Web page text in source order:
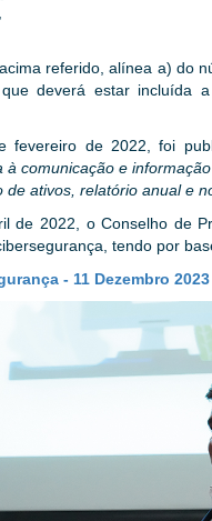
referido, alínea a) do
deverá estar incluída
fevereiro de 2022, foi
à comunicação e
de ativos, relatório anual e
de 2022, o Conselho de
tendo por
- 11 Dezembro 2023